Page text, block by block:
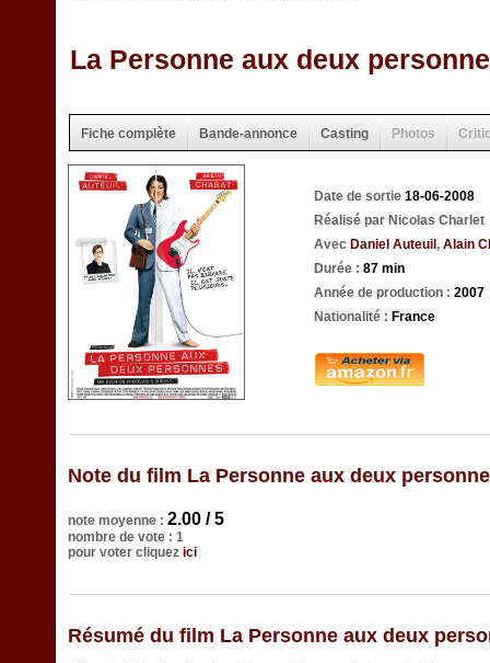
La Personne aux deux
Fiche complète Bande-annonce Casting Photos
Date de sortie 18-06-2008
Réalisé par Nicolas Charlet
Avec Daniel Auteuil, Alain
Durée : 87 min
Année de production : 2007
Nationalité : France
Note du film La Personne aux deux
note moyenne : 2.00 / 5
nombre de vote : 1
pour voter cliquez ici
Résumé du film La Personne aux deux